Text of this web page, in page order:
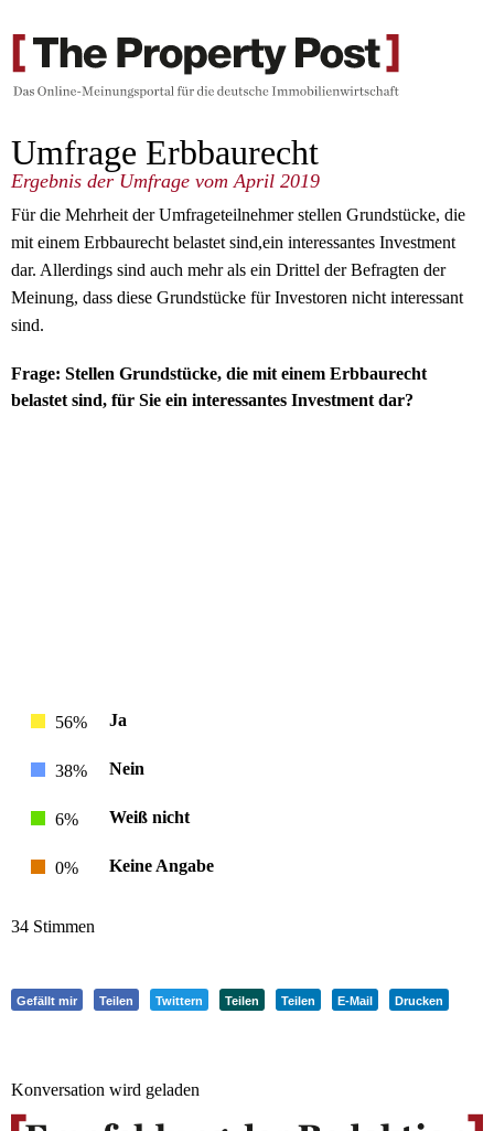
Umfrage Erbbaurecht
Ergebnis der Umfrage vom April 2019
Für die Mehrheit der Umfrageteilnehmer stellen Grundstücke, die
mit einem Erbbaurecht belastet sind,ein interessantes Investment
dar. Allerdings sind auch mehr als ein Drittel der Befragten der
Meinung, dass diese Grundstücke für Investoren nicht interessant
sind.
Frage: Stellen Grundstücke, die mit einem Erbbaurecht
belastet sind, für Sie ein interessantes Investment dar?
56% Ja
38% Nein
6% Weiß nicht
0% Keine Angabe
34 Stimmen
Gefällt mir Teilen Twittern Teilen Teilen E-Mail Drucken
Konversation wird geladen